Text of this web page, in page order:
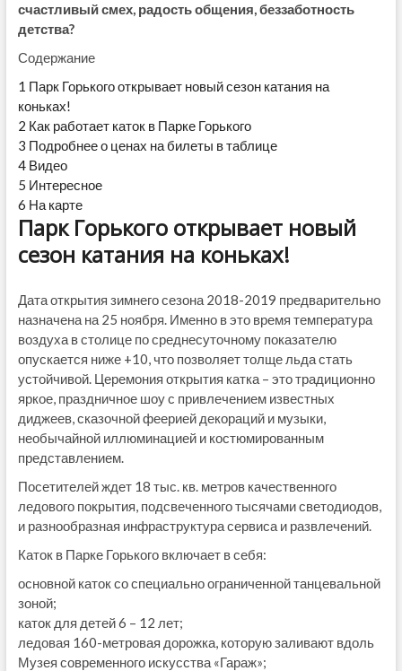
счастливый смех, радость общения, беззаботность
детства?
Содержание
1 Парк Горького открывает новый сезон катания на
коньках!
2 Как работает каток в Парке Горького
3 Подробнее о ценах на билеты в таблице
4Видео
5 Интересное
6 На карте
Парк Горького открывает новый
сезон катания на коньках!
Дата открытия зимнего сезона 2018-2019 предварительно
назначена на 25 ноября. Именно в это время температура
воздуха в столице по среднесуточному показателю
опускается ниже +10, что позволяет толще льда стать
устойчивой. Церемония открытия катка – это традиционно
яркое, праздничное шоу с привлечением известных
диджеев, сказочной феерией декораций и музыки,
необычайной иллюминацией и костюмированным
представлением.
Посетителей ждет 18 тыс. кв. метров качественного
ледового покрытия, подсвеченного тысячами светодиодов,
и разнообразная инфраструктура сервиса и развлечений.
Каток в Парке Горького включает в себя:
основной каток со специально ограниченной танцевальной
зоной;
каток для детей 6 – 12 лет;
ледовая 160-метровая дорожка, которую заливают вдоль
Музея современного искусства «Гараж»;